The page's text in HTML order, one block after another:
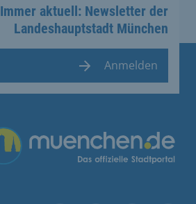
Immer aktuell: Newsletter der
Landeshauptstadt München
Anmelden
Übergreifende Links